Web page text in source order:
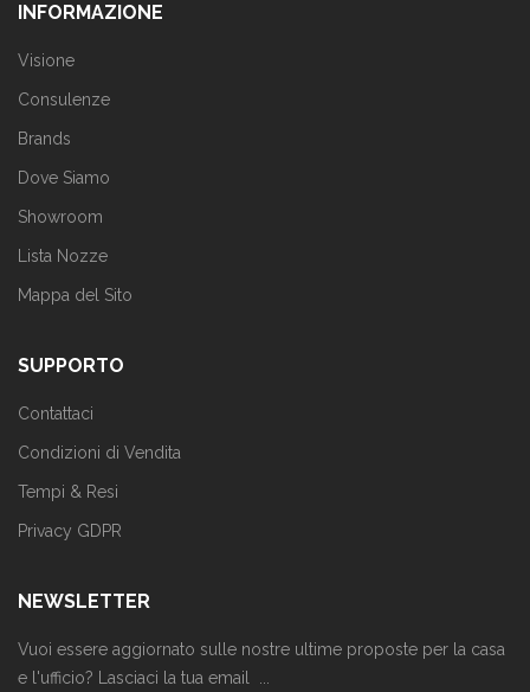
INFORMAZIONE
Visione
Consulenze
Brands
Dove Siamo
Showroom
Lista Nozze
Mappa del Sito
SUPPORTO
Contattaci
Condizioni di Vendita
Tempi & Resi
Privacy GDPR
NEWSLETTER
Vuoi essere aggiornato sulle nostre ultime proposte per la casa
e l'ufficio? Lasciaci la tua email ...